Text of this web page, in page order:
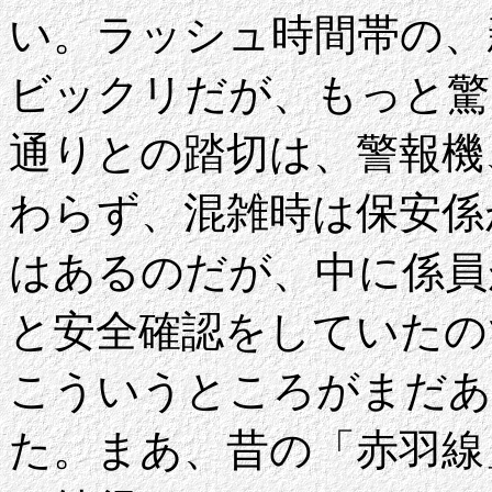
い。ラッシュ時間帯の
ビックリだが、もっと
通りとの踏切は、警報
わらず、混雑時は保安
はあるのだが、中に係
と安全確認をしていた
こういうところがまだ
た。まあ、昔の「赤羽